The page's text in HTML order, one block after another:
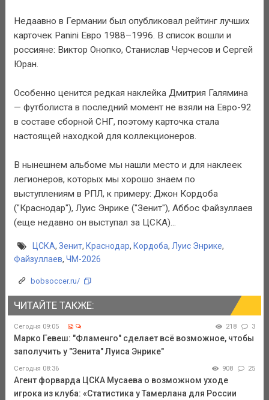
Недаавно в Германии был опубликовал рейтинг лучших
карточек Panini Евро 1988–1996. В список вошли и
россияне: Виктор Онопко, Станислав Черчесов и Сергей
Юран.
Особенно ценится редкая наклейка Дмитрия Галямина
— футболиста в последний момент не взяли на Евро-92
в составе сборной СНГ, поэтому карточка стала
настоящей находкой для коллекционеров.
В нынешнем альбоме мы нашли место и для наклеек
легионеров, которых мы хорошо знаем по
выступлениям в РПЛ, к примеру: Джон Кордоба
("Краснодар"), Луис Энрике ("Зенит"), Аббос Файзуллаев
(еще недавно он выступал за ЦСКА)...
ЦСКА, Зенит, Краснодар, Кордоба, Луис Энрике,
Файзуллаев, ЧМ-2026
bobsoccer.ru/
ЧИТАЙТЕ ТАКЖЕ:
Сегодня 09:05 218 3
Марко Гевеш: "Фламенго" сделает всё возможное, чтобы
заполучить у "Зенита" Луиса Энрике"
Сегодня 08:36 908 25
Агент форварда ЦСКА Мусаева о возможном уходе
игрока из клуба: «Статистика у Тамерлана для России